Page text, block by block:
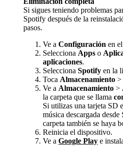
Si sigues teniendo problemas
Spotify después de la
pasos.
Ve a Configuración en
Selecciona Apps o
aplicaciones.
Selecciona Spotify en la
Toca Almacenamiento >
Ve a Almacenamiento >
la carpeta que se llama
Si utilizas una tarjeta SD
música descargada
carpeta también se haya
Reinicia el dispositivo.
Ve a Google Play e